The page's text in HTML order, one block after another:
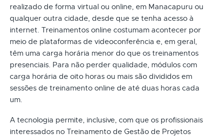
realizado de forma virtual ou online, em Manacapuru ou
qualquer outra cidade, desde que se tenha acesso à
internet. Treinamentos online costumam acontecer por
meio de plataformas de videoconferência e, em geral,
têm uma carga horária menor do que os treinamentos
presenciais. Para não perder qualidade, módulos com
carga horária de oito horas ou mais são divididos em
sessões de treinamento online de até duas horas cada
um.
A tecnologia permite, inclusive, com que os profissionais
interessados no Treinamento de Gestão de Projetos